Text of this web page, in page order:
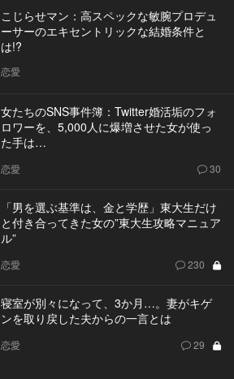
こじらせマン：高スペックな敏腕プロデュ
ーサーのエキセントリックな結婚条件と
は!?
恋愛
女たちのSNS事件簿：Twitter婚活垢のフォ
ロワーを、5,000人に爆増させた女が使っ
た手は…
恋愛 30
「男を選ぶ基準は、金と学歴」東大生だけ
と付き合ってきた女の”東大生攻略マニュア
ル”
恋愛 230
寝室が別々になって、3か月…。妻がキゲ
ンを取り戻した夫からの一言とは
恋愛 29